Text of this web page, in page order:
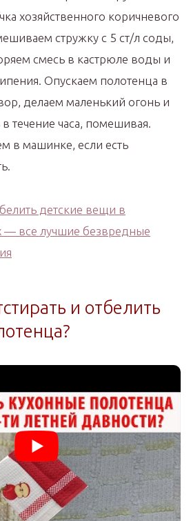
хозяйственного коричневого
стружку с 5 ст/л соды,
смесь в кастрюле воды и
Опускаем полотенца в
делаем маленький огонь и
течение часа, помешивая.
в машинке, если есть
детские вещи в
— все лучшие безвредные
и отбелить